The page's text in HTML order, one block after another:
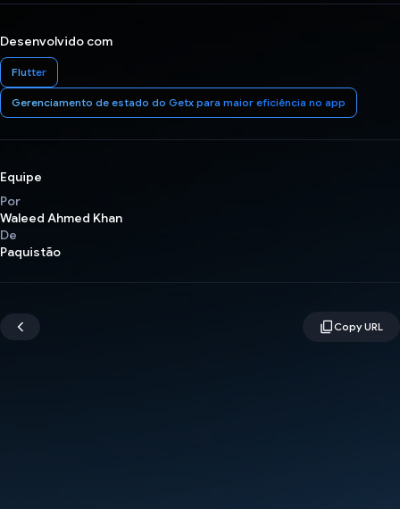
Desenvolvido com
Flutter
Gerenciamento de estado do Getx para maior eficiência no app
Equipe
Por
Waleed Ahmed Khan
De
Paquistão